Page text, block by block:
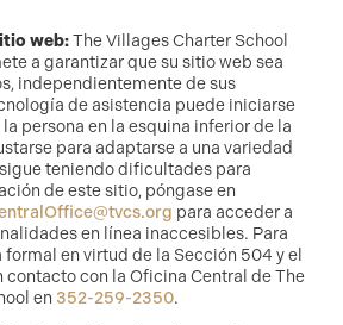
web:The Villages Charter School
a garantizar que su sitio web sea
independientemente de sus
de asistencia puede iniciarse
persona en la esquina inferior de la
para adaptarse a una variedad
teniendo dificultades para
de este sitio, póngase en
para acceder a
en línea inaccesibles. Para
en virtud de la Sección 504 y el
contacto con la Oficina Central de The
en 352-259-2350.